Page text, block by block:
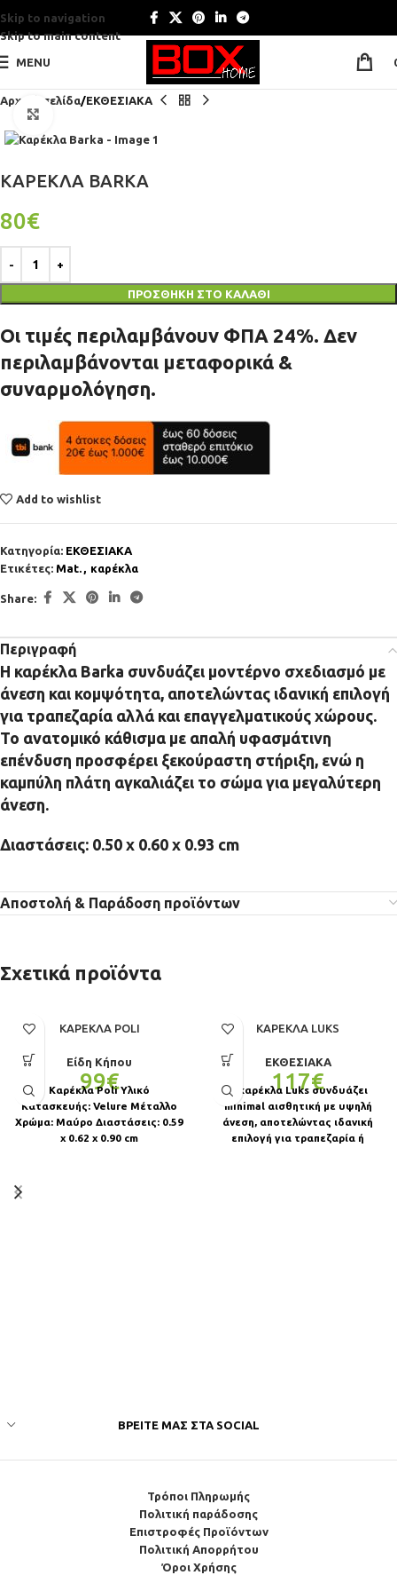
Skip to navigation
Skip to main content
MENU
Αρχική σελίδα ΕΚΘΕΣΙΑΚΑ
ΚΑΡΈΚΛΑ BARKA
80€
ΠΡΟΣΘΉΚΗ ΣΤΟ ΚΑΛΆΘΙ
Οι τιμές περιλαμβάνουν ΦΠΑ 24%. Δεν
περιλαμβάνονται μεταφορικά &
συναρμολόγηση.
Add to wishlist
Κατηγορία: ΕΚΘΕΣΙΑΚΑ
Ετικέτες: Mat. , καρέκλα
Share:
Περιγραφή
Η καρέκλα Barka συνδυάζει μοντέρνο σχεδιασμό με
άνεση και κομψότητα, αποτελώντας ιδανική επιλογή
για τραπεζαρία αλλά και επαγγελματικούς χώρους.
Το ανατομικό κάθισμα με απαλή υφασμάτινη
επένδυση προσφέρει ξεκούραστη στήριξη, ενώ η
καμπύλη πλάτη αγκαλιάζει το σώμα για μεγαλύτερη
άνεση.
Διαστάσεις: 0.50 x 0.60 x 0.93 cm
Αποστολή & Παράδοση προϊόντων
Σχετικά προϊόντα
ΚΑΡΈΚΛΑ POLI
Είδη Κήπου
99€
Καρέκλα Poli Υλικό
Κατασκευής: Velure Μέταλλο
Χρώμα: Μαύρο Διαστάσεις: 0.59
χ 0.62 χ 0.90 cm
ΚΑΡΈΚΛΑ LUKS
ΕΚΘΕΣΙΑΚΑ
117€
Η καρέκλα Luks συνδυάζει
minimal αισθητική με υψηλή
άνεση, αποτελώντας ιδανική
επιλογή για τραπεζαρία ή
ΒΡΕΊΤΕ ΜΑΣ ΣΤΑ SOCIAL
Τρόποι Πληρωμής
Πολιτική παράδοσης
Επιστροφές Προϊόντων
Πολιτική Απορρήτου
Όροι Χρήσης